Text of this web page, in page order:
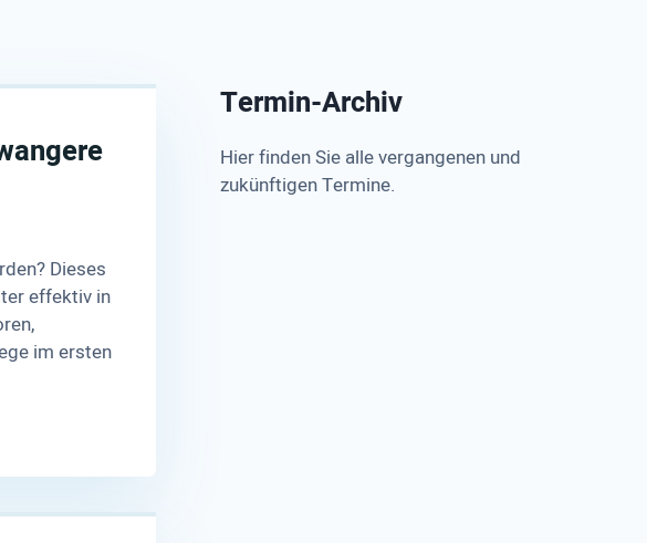
Dieses
effektiv in
im ersten
Termin-Archiv
Hier finden Sie alle vergangenen und
zukünftigen Termine.